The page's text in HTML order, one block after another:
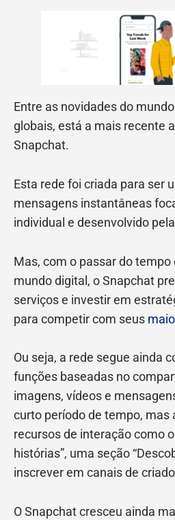
Entre as novidades do
globais, está a mais recente
Snapchat.
Esta rede foi criada para ser
mensagens instantâneas
individual e desenvolvido
Mas, com o passar do
mundo digital, o Snapchat
serviços e investir em
para competir com seus
Ou seja, a rede segue ainda
funções baseadas no
imagens, vídeos e
curto período de tempo, mas
recursos de interação como
histórias”, uma seção
inscrever em canais de
O Snapchat cresceu ainda